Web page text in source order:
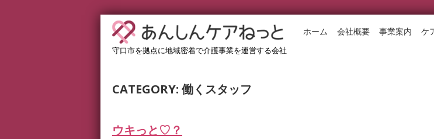
守口市を拠点に地域密着で介護事業を運営する会社
ホーム 会社概要 事業案内 ケ
CATEGORY: 働くスタッフ
ウキっと♡？